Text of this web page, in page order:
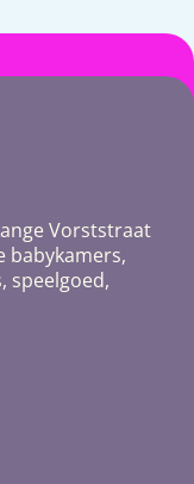
Vorststraat
babykamers,
speelgoed,